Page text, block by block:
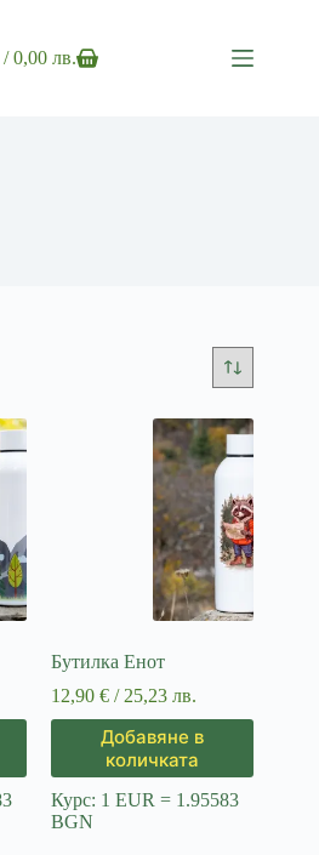
/ 0,00 лв.
Бутилка Енот
12,90€ / 25,23 лв.
Добавяне в
количката
Курс: 1 EUR = 1.95583
BGN